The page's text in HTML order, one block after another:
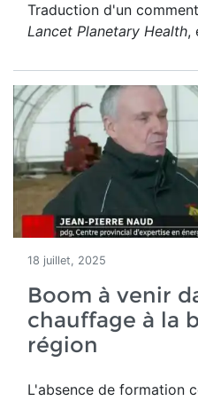
Traduction d'un
Lancet Planetary Health,
18 juillet, 2025
Boom à venir
chauffage à la
région
L'absence de formation